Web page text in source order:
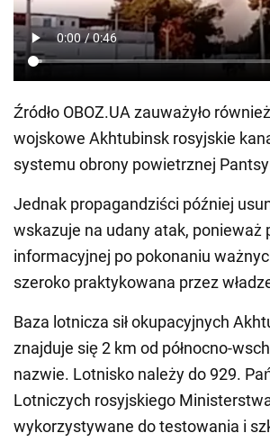
Źródło OBOZ.UA zauważyło
wojskowe Akhtubinsk rosyjskie
systemu obrony powietrznej
Jednak propagandziści później
wskazuje na udany atak,
informacyjnej po pokonaniu
szeroko praktykowana przez
Baza lotnicza sił okupacyjnych
znajduje się 2 km od północno-
nazwie. Lotnisko należy do 929.
Lotniczych rosyjskiego
wykorzystywane do testowania i